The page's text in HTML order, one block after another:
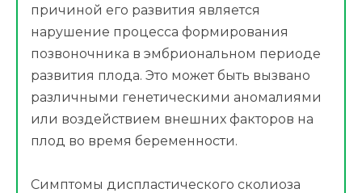
причиной его развития является
нарушение процесса формирования
позвоночника в эмбриональном периоде
развития плода. Это может быть вызвано
различными генетическими аномалиями
или воздействием внешних факторов на
плод во время беременности.
Симптомы диспластического сколиоза